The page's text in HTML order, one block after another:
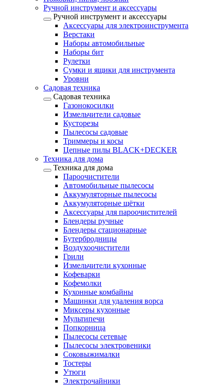
Ручной инструмент и аксессуары
Ручной инструмент и аксессуары
Аксессуары для электроинструмента
Верстаки
Наборы автомобильные
Наборы бит
Рулетки
Сумки и ящики для инструмента
Уровни
Садовая техника
Садовая техника
Газонокосилки
Измельчители садовые
Кусторезы
Пылесосы садовые
Триммеры и косы
Цепные пилы BLACK+DECKER
Техника для дома
Техника для дома
Пароочистители
Автомобильные пылесосы
Аккумуляторные пылесосы
Аккумуляторные щётки
Аксессуары для пароочистителей
Блендеры ручные
Блендеры стационарные
Бутербродницы
Воздухоочистители
Грили
Измельчители кухонные
Кофеварки
Кофемолки
Кухонные комбайны
Машинки для удаления ворса
Миксеры кухонные
Мультипечи
Попкорница
Пылесосы сетевые
Пылесосы электровеники
Соковыжималки
Тостеры
Утюги
Электрочайники